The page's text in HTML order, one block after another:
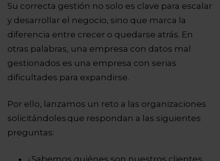
Su correcta gestión no solo es clave para escalar
y desarrollar el negocio, sino que marca la
diferencia entre crecer o quedarse atrás. En
otras palabras, una empresa con datos mal
gestionados es una empresa con serias
dificultades para expandirse.
Por ello, lanzamos un reto a las organizaciones
solicitándoles que respondan a las siguientes
preguntas:
¿Sabemos quiénes son nuestros clientes